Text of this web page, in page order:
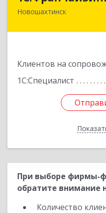
Новошахтинск
Клиентов на
1С:Специалист
346901,
При выборе фирмы-
обратите внимание
Количество